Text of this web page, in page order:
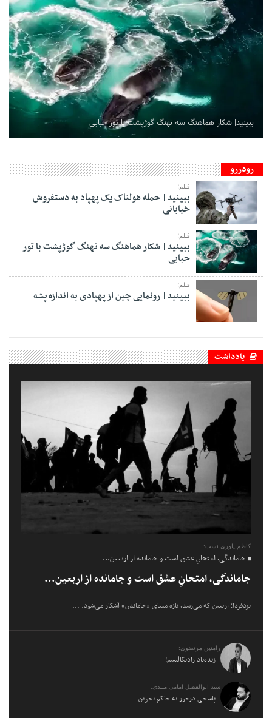
ببینید| شکار هماهنگ سه نهنگ گوژپشت با تور حبابی
رودررو
فیلم؛
ببینید| حمله هولناک یک پهپاد به دستفروش
خیابانی
فیلم؛
ببینید| شکار هماهنگ سه نهنگ گوژپشت با تور
حبابی
فیلم؛
ببینید| رونمایی چین از پهپادی به اندازه پشه
یادداشت
کاظم یاوری نسب:
جاماندگی، امتحانِ عشق است و جامانده از اربعین...
جاماندگی، امتحانِ عشق است و جامانده از اربعین...
یزدفردا؛ اربعین که می‌رسد، تازه معنای «جاماندن» آشکار می‌شود. ...
رامتین مرتضوی:
زنده‌باد رادیکالیسم!
سید ابوالفضل امامی میبدی:
پاسخی درخور به حاکم بحرین